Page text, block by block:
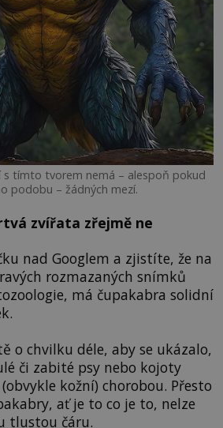
s tímto tvorem nemá – alespoň pokud
podobu – žádných mezí.
zvířata zřejmě ne
nad Googlem a zjistíte, že na
rozmazaných snímků
má čupakabra solidní
o chvilku déle, aby se ukázalo,
či zabité psy nebo kojoty
kožní) chorobou. Přesto
ať je to co je to, nelze
tlustou čáru.